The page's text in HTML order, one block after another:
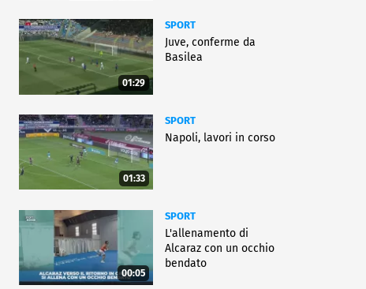
01:29
SPORT
Juve, conferme da
Basilea
01:33
SPORT
Napoli, lavori in corso
00:05
SPORT
L'allenamento di
Alcaraz con un occhio
bendato